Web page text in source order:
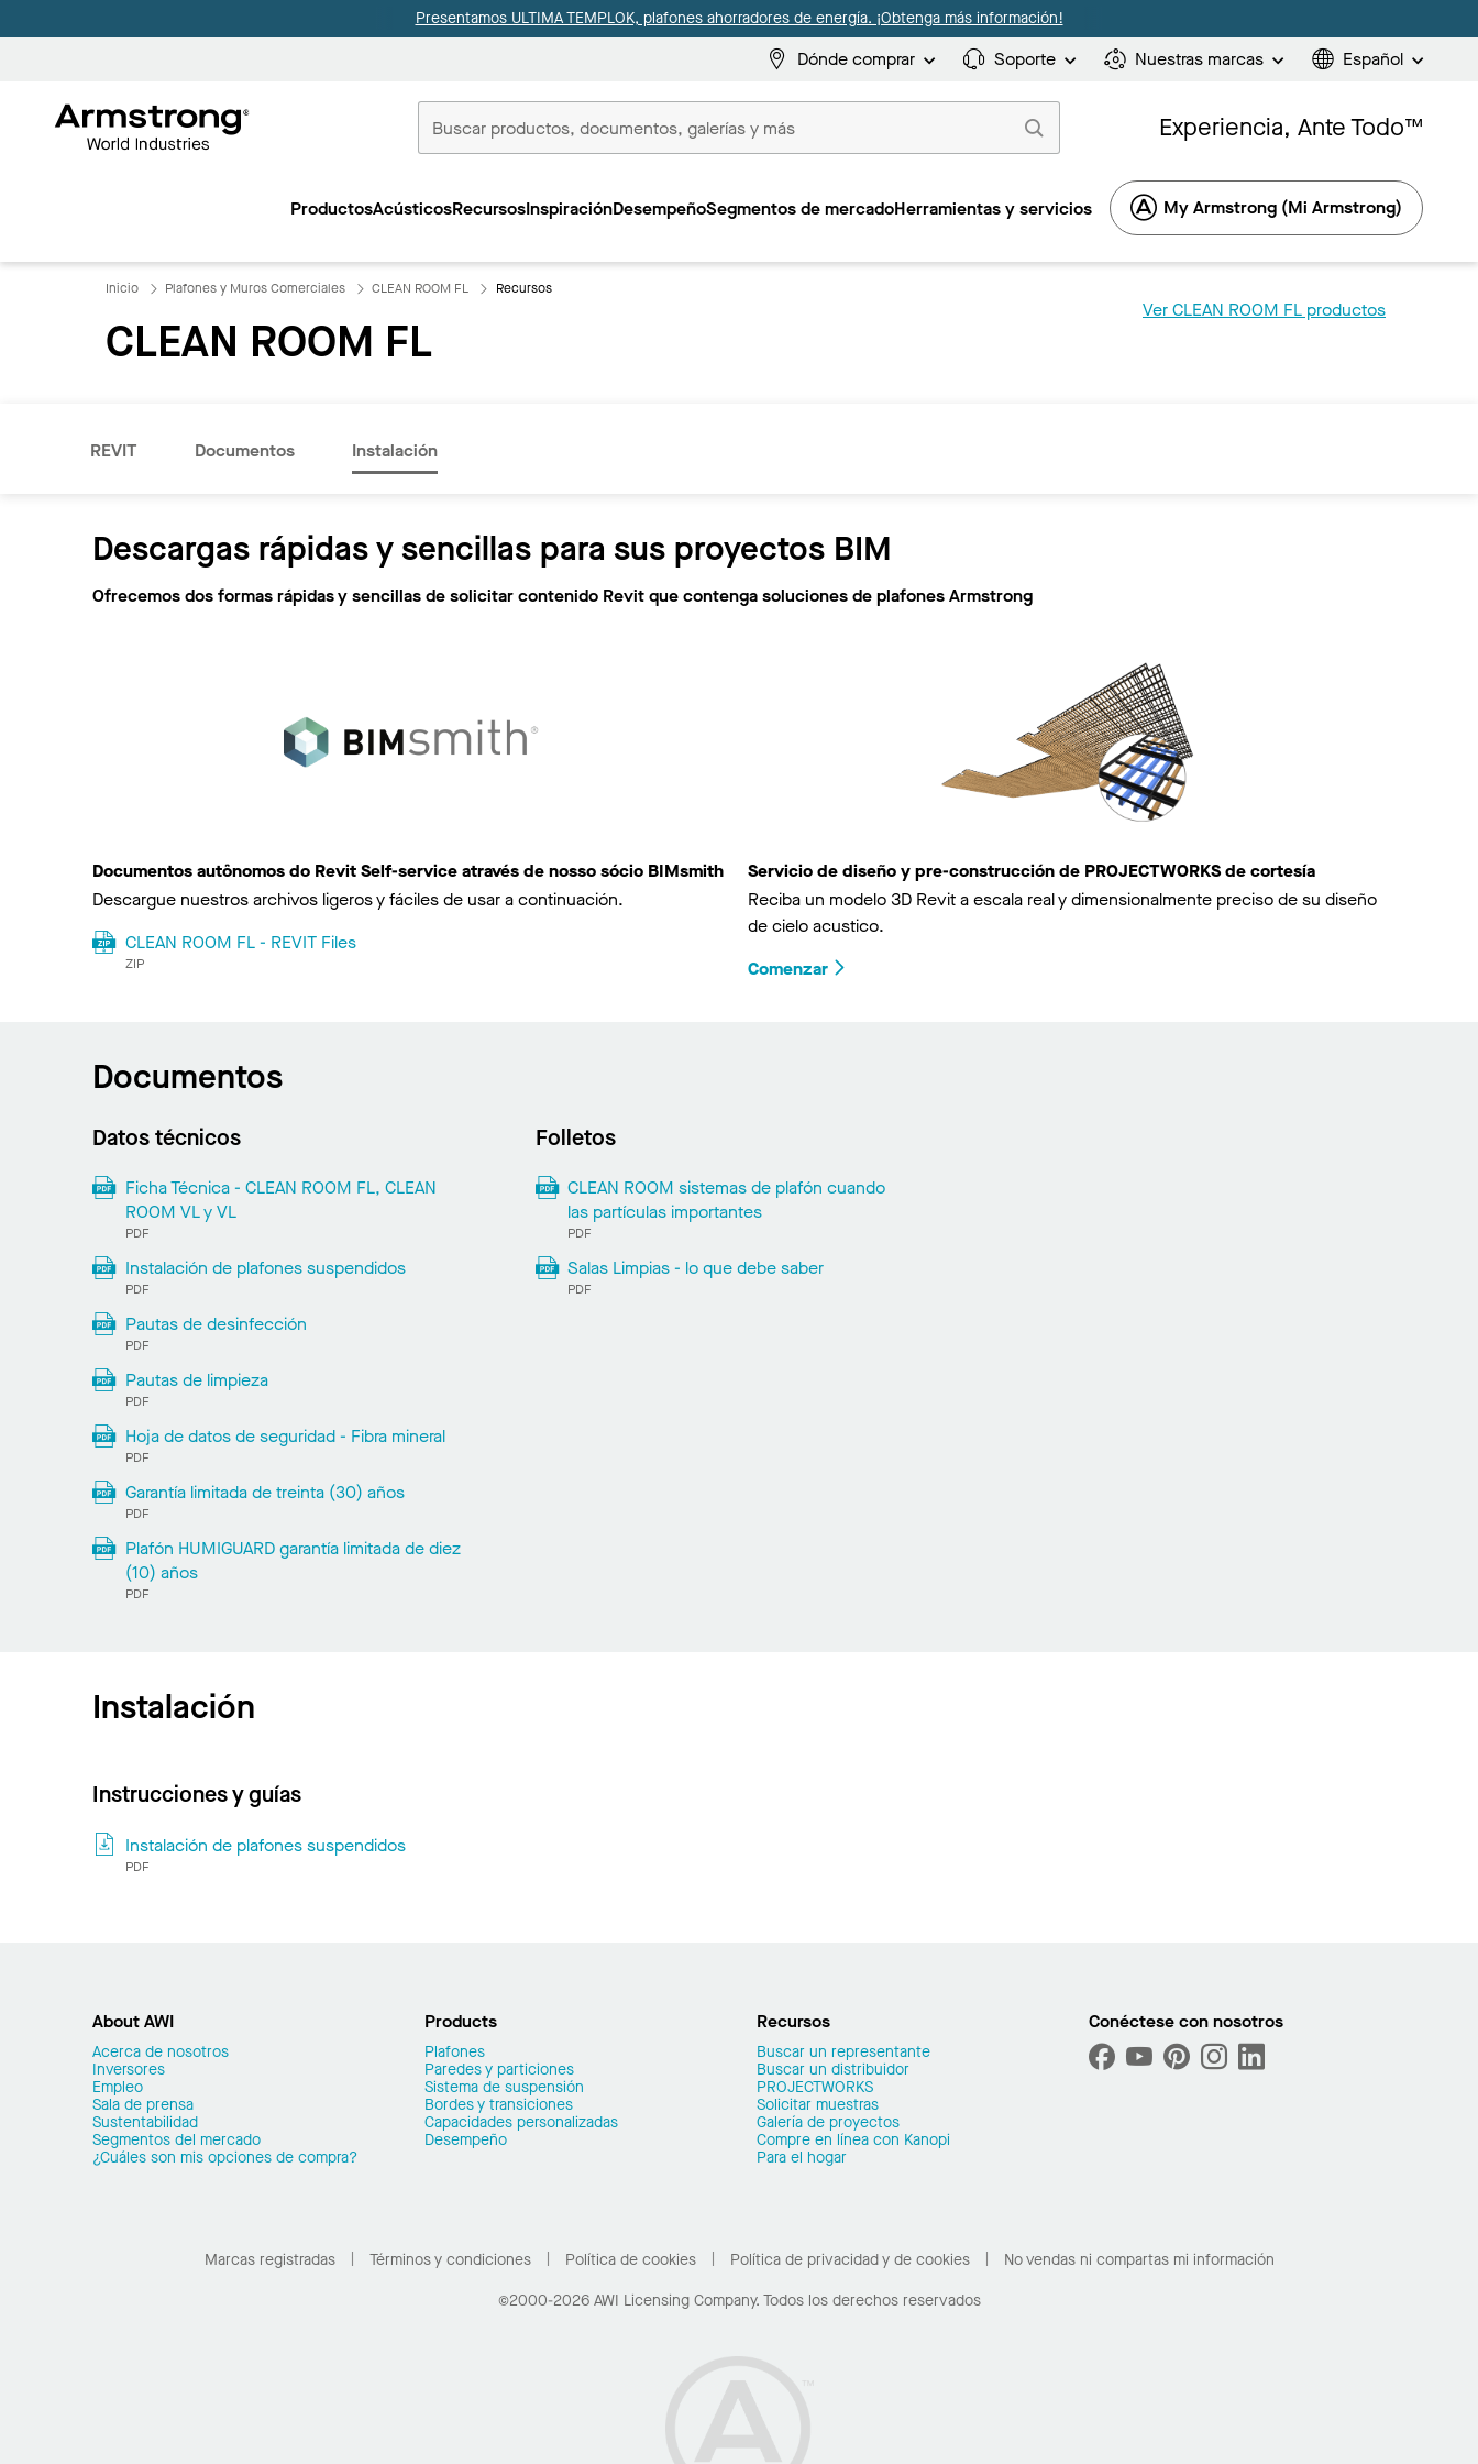
Presentamos ULTIMA TEMPLOK, plafones ahorradores de energía. ¡Obtenga más información!
Dónde comprar Soporte Nuestras marcas Español
Inicio
Experiencia, Ante Todo™
ProductosAcústicosRecursosInspiraciónDesempeñoSegmentos de mercadoHerramientas y servicios My Armstrong (Mi Armstrong)
Inicio Plafones y Muros Comerciales CLEAN ROOM FL Recursos
CLEAN ROOM FL
Ver CLEAN ROOM FL productos
REVIT Documentos Instalación
Descargas rápidas y sencillas para sus proyectos BIM
Ofrecemos dos formas rápidas y sencillas de solicitar contenido Revit que contenga soluciones de plafones Armstrong
Documentos autônomos do Revit Self-service através de nosso sócio BIMsmith
Descargue nuestros archivos ligeros y fáciles de usar a continuación.
CLEAN ROOM FL - REVIT Files
ZIP
Servicio de diseño y pre-construcción de PROJECTWORKS de cortesía
Reciba un modelo 3D Revit a escala real y dimensionalmente preciso de su diseño
de cielo acustico.
Comenzar
Documentos
Datos técnicos
Ficha Técnica - CLEAN ROOM FL, CLEAN
ROOM VL y VL
PDF
Instalación de plafones suspendidos
PDF
Pautas de desinfección
PDF
Pautas de limpieza
PDF
Hoja de datos de seguridad - Fibra mineral
PDF
Garantía limitada de treinta (30) años
PDF
Plafón HUMIGUARD garantía limitada de diez
(10) años
PDF
Folletos
CLEAN ROOM sistemas de plafón cuando
las partículas importantes
PDF
Salas Limpias - lo que debe saber
PDF
Instalación
Instrucciones y guías
Instalación de plafones suspendidos
PDF
About AWI
Acerca de nosotros
Inversores
Empleo
Sala de prensa
Sustentabilidad
Segmentos del mercado
¿Cuáles son mis opciones de compra?
Products
Plafones
Paredes y particiones
Sistema de suspensión
Bordes y transiciones
Capacidades personalizadas
Desempeño
Recursos
Buscar un representante
Buscar un distribuidor
PROJECTWORKS
Solicitar muestras
Galería de proyectos
Compre en línea con Kanopi
Para el hogar
Conéctese con nosotros
Marcas registradas Términos y condiciones Política de cookies Política de privacidad y de cookies
No vendas ni compartas mi información
©2000-2026 AWI Licensing Company. Todos los derechos reservados